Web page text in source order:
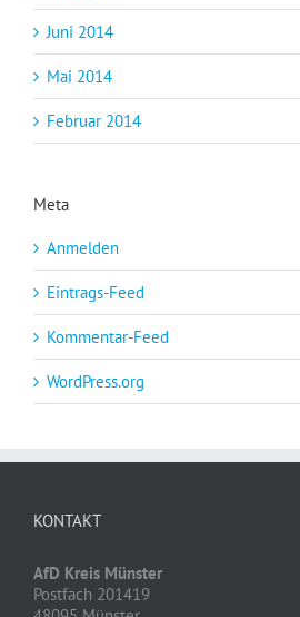
Juni 2014
Mai 2014
Februar 2014
Meta
Anmelden
Eintrags-Feed
Kommentar-Feed
WordPress.org
KONTAKT
AfD Kreis Münster
Postfach 201419